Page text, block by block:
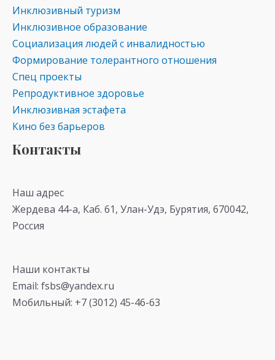
Инклюзивный туризм
Инклюзивное образование
Социализация людей с инвалидностью
Формирование толерантного отношения
Спец проекты
Репродуктивное здоровье
Инклюзивная эстафета
Кино без барьеров
Контакты
Наш адрес
Жердева 44-а, Каб. 61, Улан-Удэ, Бурятия, 670042,
Россия
Наши контакты
Email: fsbs@yandex.ru
Мобильный: +7 (3012) 45-46-63